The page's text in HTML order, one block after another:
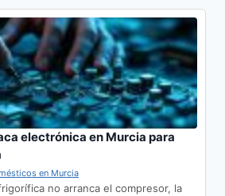
electrónica en Murcia para
en Murcia
no arranca el compresor, la